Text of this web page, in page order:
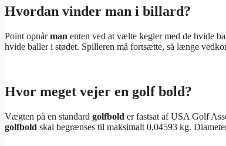
Hvordan vinder man i billard?
Point opnårman enten ved at vælte kegler med de hvide
hvide baller i stødet. Spilleren må fortsætte, så længe
Hvor meget vejer en golf bold?
Vægten på en standard golfbold er fastsat af USA Golf
golfbold skal begrænses til maksimalt 0,04593 kg.